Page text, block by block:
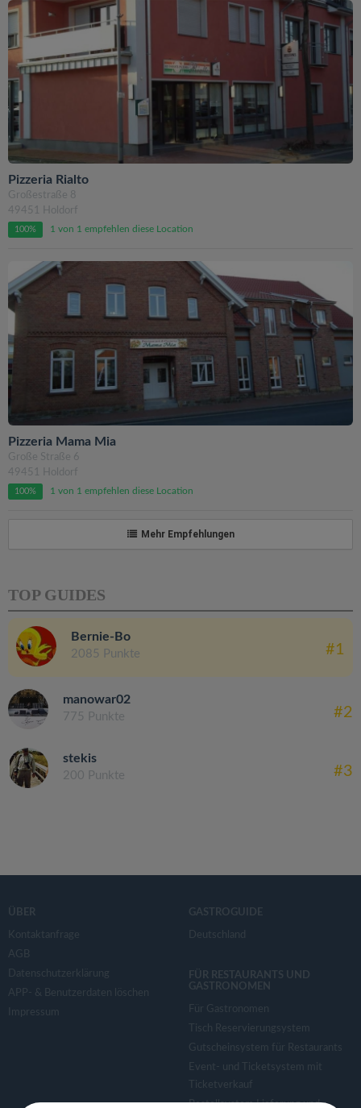
Pizzeria Rialto
Großestraße 8
49451 Holdorf
100% 1 von 1 empfehlen diese Location
Pizzeria Mama Mia
Große Straße 6
49451 Holdorf
100% 1 von 1 empfehlen diese Location
Mehr Empfehlungen
TOP GUIDES
Bernie-Bo
2085 Punkte #1
manowar02
775 Punkte #2
stekis
200 Punkte #3
ÜBER
Kontaktanfrage
AGB
Datenschutzerklärung
APP- & Benutzerdaten löschen
Impressum
GASTROGUIDE
Deutschland
FÜR RESTAURANTS UND
GASTRONOMEN
Für Gastronomen
Tisch Reservierungsystem
Gutscheinsystem für Restaurants
Event- und Ticketsystem mit
Ticketverkauf
Bestellsystem Lieferung und